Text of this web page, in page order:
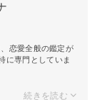
恋愛全般の鑑定が
に専門としていま